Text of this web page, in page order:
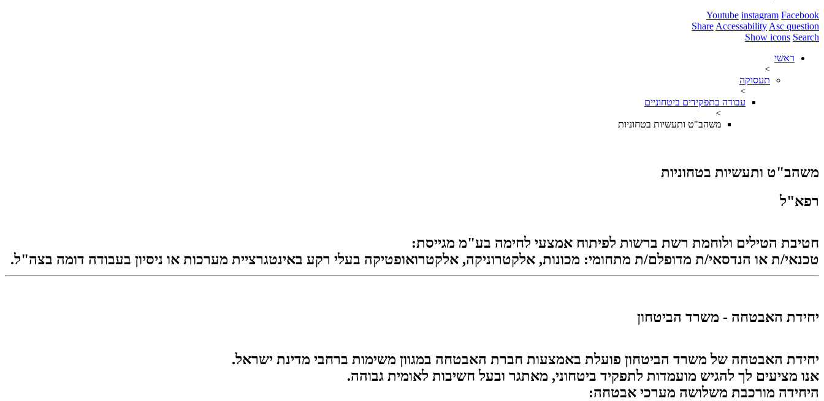
Youtube instagram Facebook
Share Accessability Asc question
Show icons Search
ראשי
>
תעסוקה
>
עבודה בתפקידים ביטחוניים
>
משהב"ט ותעשיות בטחוניות
משהב"ט ותעשיות בטחוניות
רפא"ל
חטיבת הטילים ולוחמת רשת ברשות לפיתוח אמצעי לחימה בע"מ מגייסת:
טכנאי/ת או הנדסאי/ת מדופלם/ת מתחומי: מכונות, אלקטרוניקה, אלקטרואופטיקה בעלי רקע באינטגרציית מערכות או ניסיון בעבודה דומה בצה"ל.
יחידת האבטחה - משרד הביטחון
יחידת האבטחה של משרד הביטחון פועלת באמצעות חברת האבטחה במגוון משימות ברחבי מדינת ישראל.
אנו מציעים לך להגיש מועמדות לתפקיד ביטחוני, מאתגר ובעל חשיבות לאומית גבוהה.
היחידה מורכבת משלושה מערכי אבטחה: